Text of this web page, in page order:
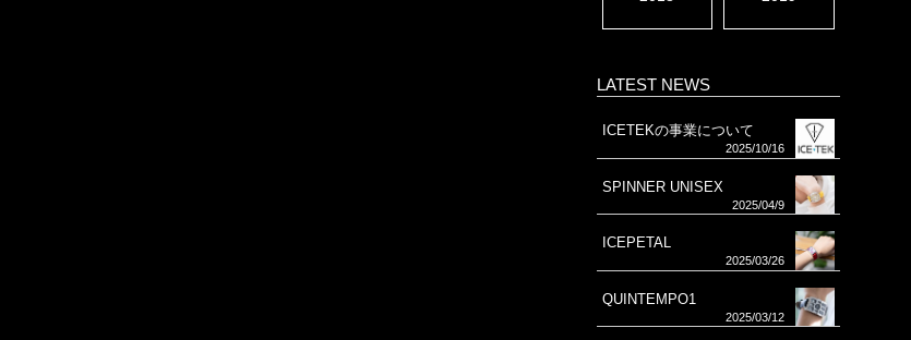
LATEST NEWS
ICETEKの事業について
2025/10/16
SPINNER UNISEX
2025/04/9
ICEPETAL
2025/03/26
QUINTEMPO1
2025/03/12